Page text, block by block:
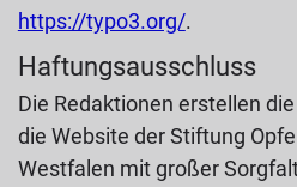
https://typo3.org/.
Haftungsausschluss
Die Redaktionen erstellen
die Website der Stiftung
Westfalen mit großer